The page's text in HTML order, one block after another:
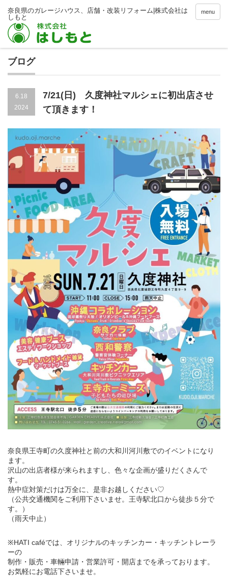
menu
ブログ
6.18
2024
7/21(日) 久度神社マルシェに初出店させ
て頂きます！
奈良県王寺町の久度神社と前の大和川河川敷でのイベントになり
ます。
沢山の出店者様が来られますし、色々な企画が盛りだくさんで
す。
熱中症対策だけは万全に、是非お越しください♡
（公共交通機関をご利用下さいませ。王寺駅北口から徒歩５分で
す。）
（雨天中止）
※HATI caféでは、オリジナルのキッチンカー・キッチントレーラ
ーの
制作・販売・車輛申請・営業許可・開店までを承っております。
お気軽にお電話下さいませ。